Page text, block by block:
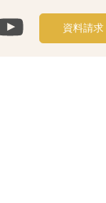
資料請求